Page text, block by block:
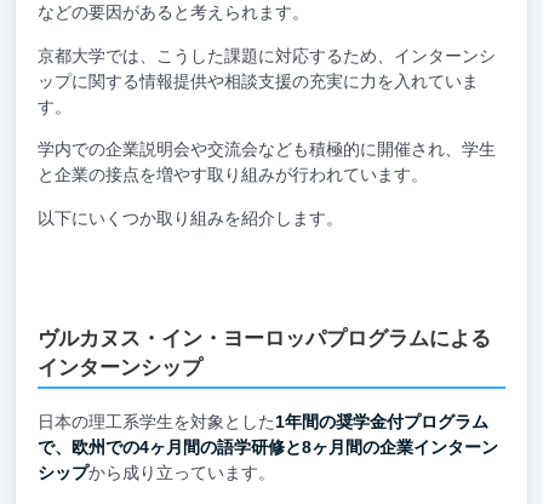
などの要因があると考えられます。
京都大学では、こうした課題に対応するため、インターンシ
ップに関する情報提供や相談支援の充実に力を入れていま
す。
学内での企業説明会や交流会なども積極的に開催され、学生
と企業の接点を増やす取り組みが行われています。
以下にいくつか取り組みを紹介します。
ヴルカヌス・イン・ヨーロッパプログラムによる
インターンシップ
日本の理工系学生を対象とした1年間の奨学金付プログラム
で、欧州での4ヶ月間の語学研修と8ヶ月間の企業インターン
シップから成り立っています。